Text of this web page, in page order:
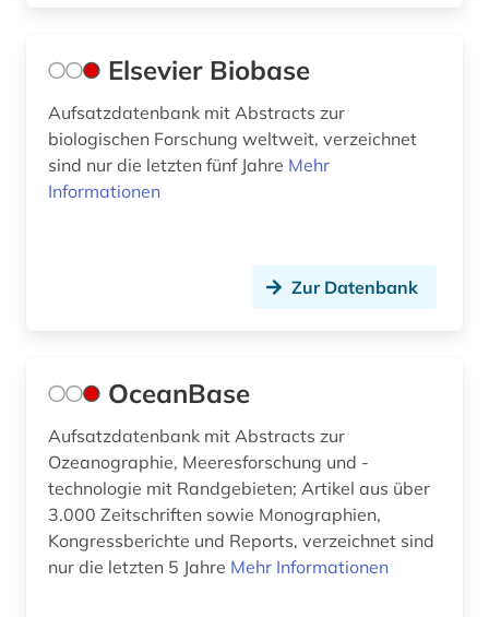
Elsevier Biobase
Aufsatzdatenbank mit Abstracts zur
biologischen Forschung weltweit, verzeichnet
sind nur die letzten fünf Jahre Mehr
Informationen
Zur Datenbank
OceanBase
Aufsatzdatenbank mit Abstracts zur
Ozeanographie, Meeresforschung und -
technologie mit Randgebieten; Artikel aus über
3.000 Zeitschriften sowie Monographien,
Kongressberichte und Reports, verzeichnet sind
nur die letzten 5 Jahre Mehr Informationen